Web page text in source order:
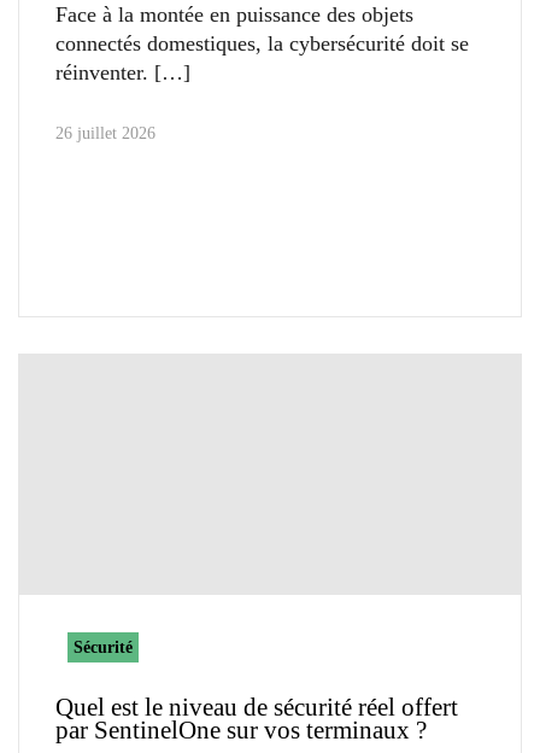
Face à la montée en puissance des objets
connectés domestiques, la cybersécurité doit se
réinventer.
26 juillet 2026
Sécurité
Quel est le niveau de sécurité réel offert
par SentinelOne sur vos terminaux ?